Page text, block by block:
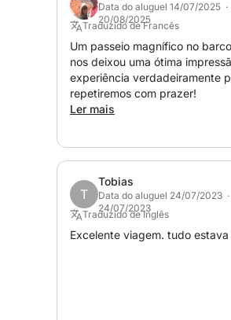
Almofadas confortáveis
de som, plataforma de
CARACTERÍSTICAS:
Casco de fibra de vidro
Data do aluguel 14/07/2025
20/08/2025
Traduzido de Francês
Um passeio magnífico no
nos deixou uma ótima
experiência verdadeiramente
repetiremos com prazer!
Ler mais
T
Tobias
Data do aluguel 24/07/2023
24/07/2023
Traduzido de Inglês
Excelente viagem. tudo